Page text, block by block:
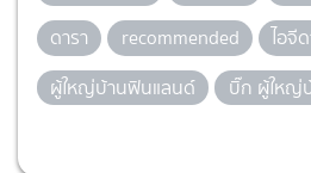
ดารา
recommended
ไอจี
ผู้ใหญ่บ้านฟินแลนด์
บิ๊ก ผู้ใหญ่